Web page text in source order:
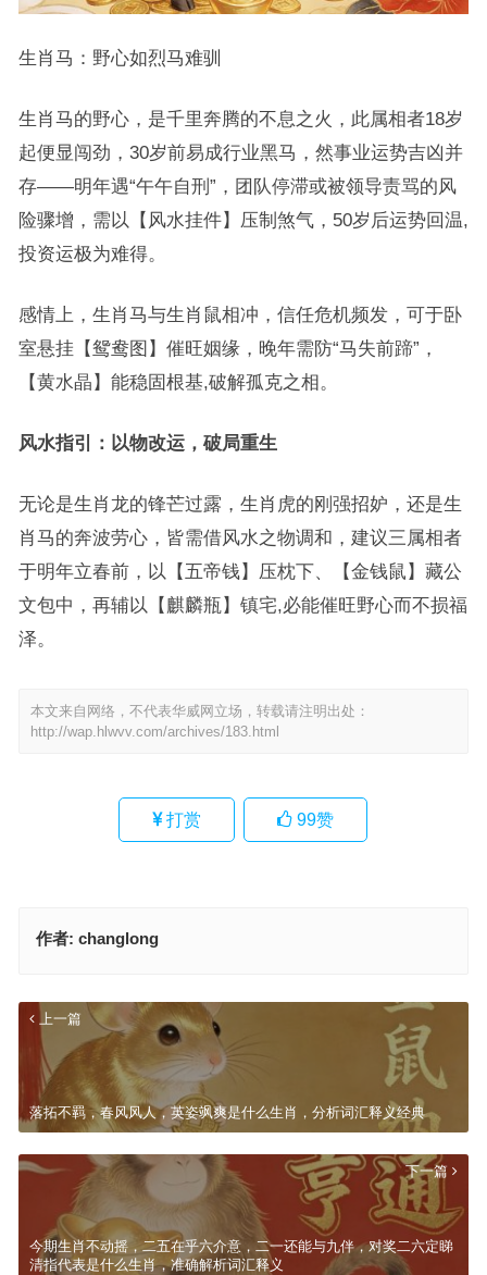
生肖马：野心如烈马难驯
生肖马的野心，是千里奔腾的不息之火，此属相者18岁
起便显闯劲，30岁前易成行业黑马，然事业运势吉凶并
存——明年遇“午午自刑”，团队停滞或被领导责骂的风
险骤增，需以【风水挂件】压制煞气，50岁后运势回温,
投资运极为难得。
感情上，生肖马与生肖鼠相冲，信任危机频发，可于卧
室悬挂【鸳鸯图】催旺姻缘，晚年需防“马失前蹄”，
【黄水晶】能稳固根基,破解孤克之相。
风水指引：以物改运，破局重生
无论是生肖龙的锋芒过露，生肖虎的刚强招妒，还是生
肖马的奔波劳心，皆需借风水之物调和，建议三属相者
于明年立春前，以【五帝钱】压枕下、【金钱鼠】藏公
文包中，再辅以【麒麟瓶】镇宅,必能催旺野心而不损福
泽。
本文来自网络，不代表华威网立场，转载请注明出处：
http://wap.hlwvv.com/archives/183.html
打赏 99赞
作者: changlong
上一篇
落拓不羁，春风风人，英姿飒爽是什么生肖，分析词汇释义经典
下一篇
今期生肖不动摇，二五在乎六介意，二一还能与九伴，对奖二六定睇
清指代表是什么生肖，准确解析词汇释义